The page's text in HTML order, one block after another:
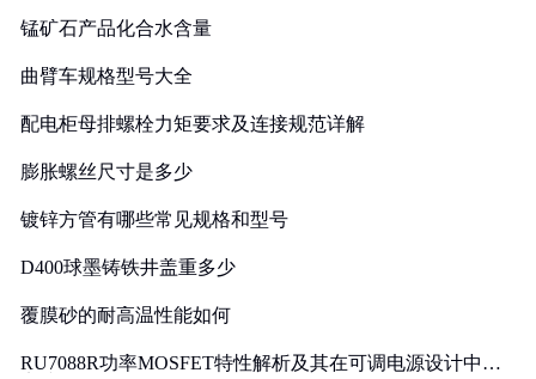
锰矿石产品化合水含量
曲臂车规格型号大全
配电柜母排螺栓力矩要求及连接规范详解
膨胀螺丝尺寸是多少
镀锌方管有哪些常见规格和型号
D400球墨铸铁井盖重多少
覆膜砂的耐高温性能如何
RU7088R功率MOSFET特性解析及其在可调电源设计中的